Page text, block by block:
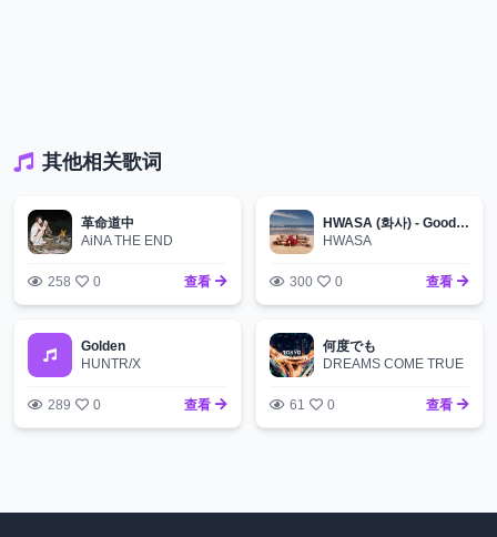
其他相关歌词
革命道中
AiNA THE END
258 0 查看
HWASA (화사) - Good Goodbye
HWASA
300 0 查看
Golden
HUNTR/X
289 0 查看
何度でも
DREAMS COME TRUE
61 0 查看